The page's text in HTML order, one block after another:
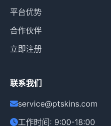
平台优势
合作伙伴
立即注册
联系我们
service@ptskins.com
工作时间: 9:00-18:00